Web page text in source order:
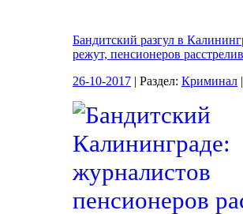
Бандитский разгул в
режут, пенсионеров
26-10-2017 | Раздел: Криминал